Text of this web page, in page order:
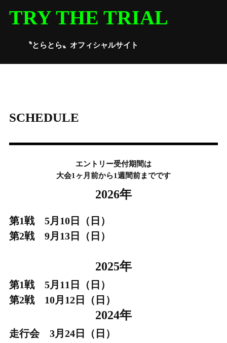
content
TRY THE TRIAL
〝とらとら〟オフィシャルサイト
SCHEDULE
エントリー受付期間は
大会1ヶ月前から1週間前までです
2026年
第1戦 5月10日（日）
第2戦 9月13日（日）
2025年
第1戦 5月11日（日）
第2戦 10月12日（日）
2024年
走行会 3月24日（日）